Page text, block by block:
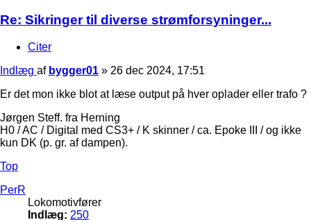
Re: Sikringer til diverse strømforsyninger...
Citer
Indlæg af bygger01 » 26 dec 2024, 17:51
Er det mon ikke blot at læse output på hver oplader eller trafo ?
Jørgen Steff. fra Herning
H0 / AC / Digital med CS3+ / K skinner / ca. Epoke III / og ikke
kun DK (p. gr. af dampen).
Top
PerR
Lokomotivfører
Indlæg: 250